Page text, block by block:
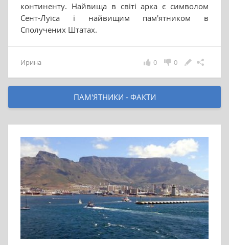
континенту. Найвища в світі арка є символом
Сент-Луїса і найвищим пам'ятником в
Сполучених Штатах.
Ирина 0
0
ПАМ'ЯТНИКИ - ФАКТИ